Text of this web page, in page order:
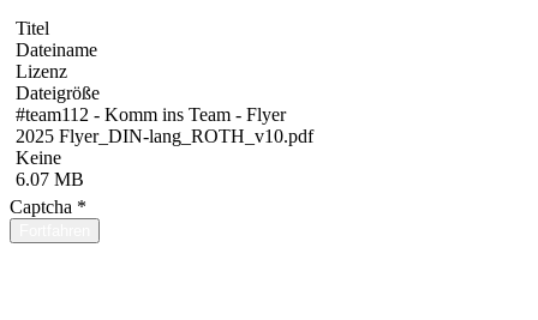
Titel
Dateiname
Lizenz
Dateigröße
#team112 - Komm ins Team - Flyer
2025 Flyer_DIN-lang_ROTH_v10.pdf
Keine
6.07 MB
Captcha *